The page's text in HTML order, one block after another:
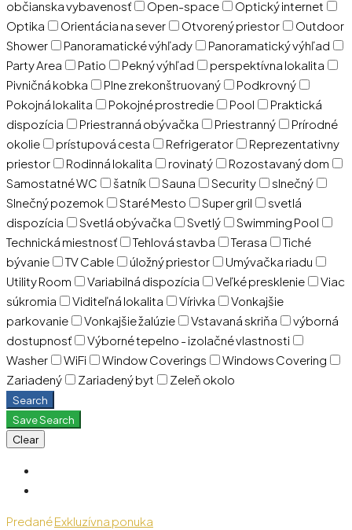
občianska vybavenosť
Open-space
Optický internet
Optika
Orientácia na sever Otvorený priestor
Outdoor
Shower
Panoramatické výhľady
Panoramatický výhľad
Party Area
Patio Pekný výhľad
perspektívna lokalita
Pivničná kobka
Plne zrekonštruovaný
Podkrovný
Pokojná lokalita
Pokojné prostredie Pool
Praktická
dispozícia
Priestranná obývačka Priestranný
Prírodné
okolie
prístupová cesta Refrigerator
Reprezentativny
priestor
Rodinná lokalita rovinatý
Rozostavaný dom
Samostatné WC
šatník Sauna Security
slnečný
Slnečný pozemok
Staré Mesto Super gril
svetlá
dispozícia
Svetlá obývačka Svetlý
Swimming Pool
Technická miestnosť
Tehlová stavba Terasa
Tiché
bývanie
TV Cable úložný priestor
Umývačka riadu
Utility Room
Variabilná dispozícia Veľké presklenie
Viac
súkromia
Viditeľná lokalita Vírivka
Vonkajšie
parkovanie
Vonkajšie žalúzie Vstavaná skriňa
výborná
dostupnosť
Výborné tepelno - izolačné vlastnosti
Washer
WiFi Window Coverings
Windows Covering
Zariadený
Zariadený byt Zeleň okolo
Search
Save Search
Clear
PredanéExkluzívna ponuka